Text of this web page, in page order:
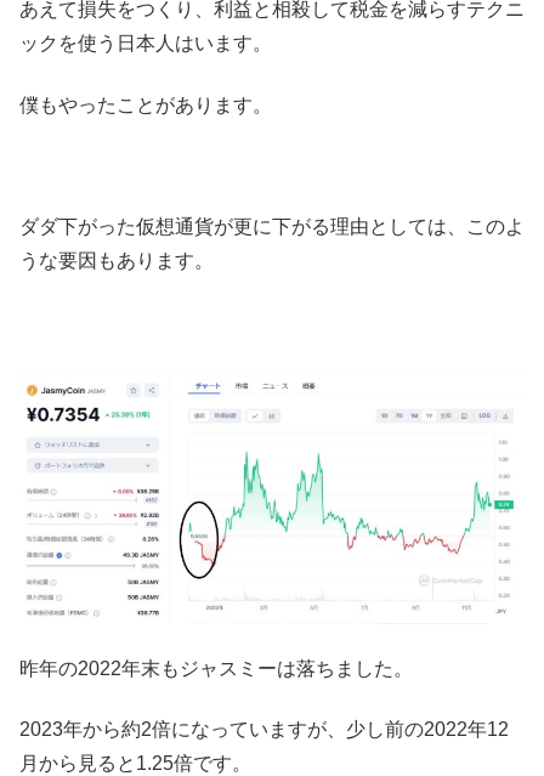
あえて損失をつくり、利益と相殺して税金を減らすテクニ
ックを使う日本人はいます。
僕もやったことがあります。
ダダ下がった仮想通貨が更に下がる理由としては、このよ
うな要因もあります。
昨年の2022年末もジャスミーは落ちました。
2023年から約2倍になっていますが、少し前の2022年12
月から見ると1.25倍です。